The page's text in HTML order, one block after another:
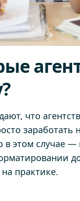
что
этом случае —
практике.